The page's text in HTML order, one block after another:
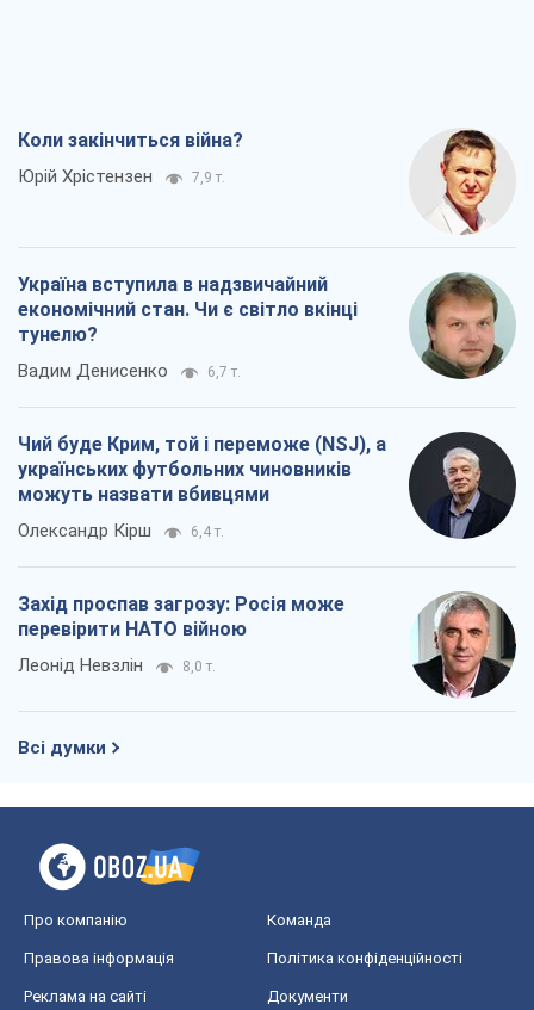
Коли закінчиться війна?
Юрій Хрістензен 7,9 т.
Україна вступила в надзвичайний
економічний стан. Чи є світло вкінці
тунелю?
Вадим Денисенко 6,7 т.
Чий буде Крим, той і переможе (NSJ), а
українських футбольних чиновників
можуть назвати вбивцями
Олександр Кірш 6,4 т.
Захід проспав загрозу: Росія може
перевірити НАТО війною
Леонід Невзлін 8,0 т.
Всі думки
Про компанію Команда
Правова інформація Політика конфіденційності
Реклама на сайті Документи